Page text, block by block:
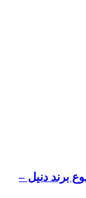
برند دنیل –